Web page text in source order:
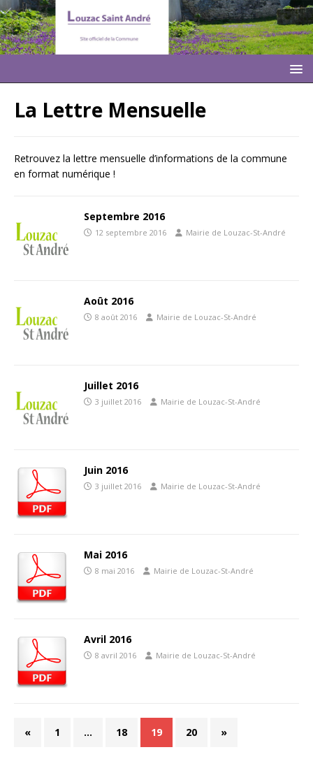
La Lettre Mensuelle
Retrouvez la lettre mensuelle d’informations de la commune
en format numérique !
Septembre 2016
12 septembre 2016 Mairie de Louzac-St-André
Août 2016
8 août 2016 Mairie de Louzac-St-André
Juillet 2016
3 juillet 2016 Mairie de Louzac-St-André
Juin 2016
3 juillet 2016 Mairie de Louzac-St-André
Mai 2016
8 mai 2016 Mairie de Louzac-St-André
Avril 2016
8 avril 2016 Mairie de Louzac-St-André
« 1 … 18 19 20 »